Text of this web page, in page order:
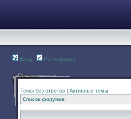
Вход Регистрация
Темы без ответов | Активные темы
Список форумов